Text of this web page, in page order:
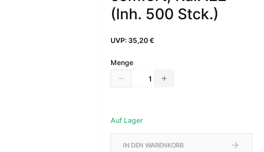
(Inh. 500 Stck.)
UVP: 35,20 €
Menge
Auf Lager
IN DEN WARENKORB